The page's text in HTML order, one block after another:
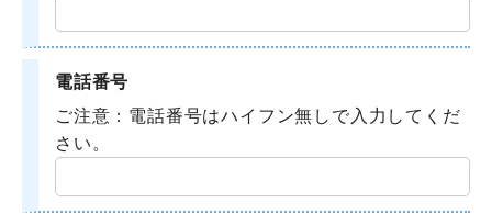
電話番号
ご注意：電話番号はハイフン無しで入力してくだ
さい。